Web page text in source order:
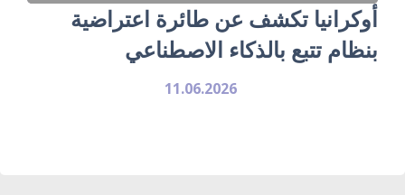
أوكرانيا تكشف عن طائرة اعتراضية
بنظام تتبع بالذكاء الاصطناعي
11.06.2026